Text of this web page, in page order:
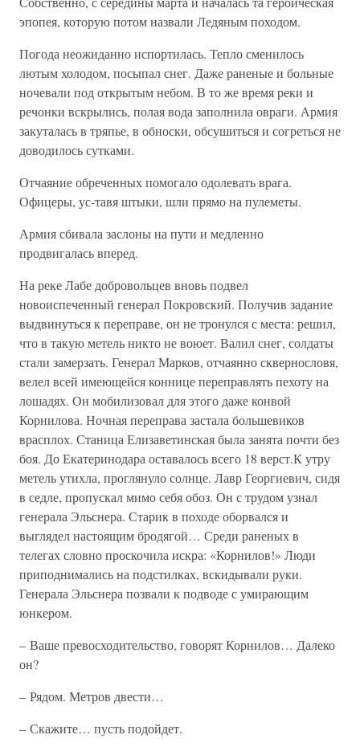
эпопея, которую потом назвали Ледяным походом.
Погода неожиданно испортилась. Тепло сменилось
лютым холодом, посыпал снег. Даже раненые и больные
ночевали под открытым небом. В то же время реки и
речонки вскрылись, полая вода заполнила овраги. Армия
закуталась в тряпье, в обноски, обсушиться и согреться не
доводилось сутками.
Отчаяние обреченных помогало одолевать врага.
Офицеры, ус-тавя штыки, шли прямо на пулеметы.
Армия сбивала заслоны на пути и медленно
продвигалась вперед.
На реке Лабе добровольцев вновь подвел
новоиспеченный генерал Покровский. Получив задание
выдвинуться к переправе, он не тронулся с места: решил,
что в такую метель никто не воюет. Валил снег, солдаты
стали замерзать. Генерал Марков, отчаянно сквернословя,
велел всей имеющейся коннице переправлять пехоту на
лошадях. Он мобилизовал для этого даже конвой
Корнилова. Ночная переправа застала большевиков
врасплох. Станица Елизаветинская была занята почти без
боя. До Екатеринодара оставалось всего 18 верст.К утру
метель утихла, проглянуло солнце. Лавр Георгиевич, сидя
в седле, пропускал мимо себя обоз. Он с трудом узнал
генерала Эльснера. Старик в походе оборвался и
выглядел настоящим бродягой… Среди раненых в
телегах словно проскочила искра: «Корнилов!» Люди
приподнимались на подстилках, вскидывали руки.
Генерала Эльснера позвали к подводе с умирающим
юнкером.
– Ваше превосходительство, говорят Корнилов… Далеко
он?
– Рядом. Метров двести…
– Скажите… пусть подойдет.